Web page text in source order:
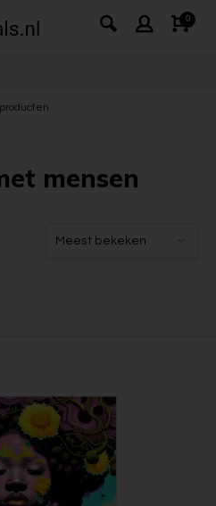
0
mensen